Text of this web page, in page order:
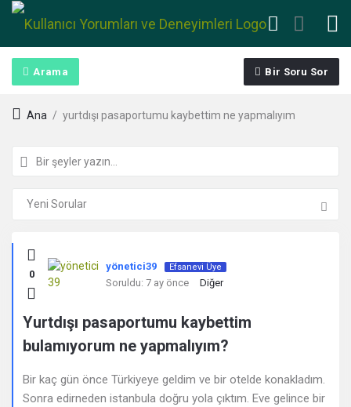
Arama Bir Soru Sor
Ana / yurtdışı pasaportumu kaybettim ne yapmalıyım
Kullanıcı
Yorumları
ve
Deneyimleri
En
0
yönetici39 Efsanevi Üye
Soruldu: 7 ay önce Diğer
Yurtdışı pasaportumu kaybettim
bulamıyorum ne yapmalıyım?
Bir kaç gün önce Türkiyeye geldim ve bir otelde konakladım.
Sonra edirneden istanbula doğru yola çıktım. Eve gelince bir